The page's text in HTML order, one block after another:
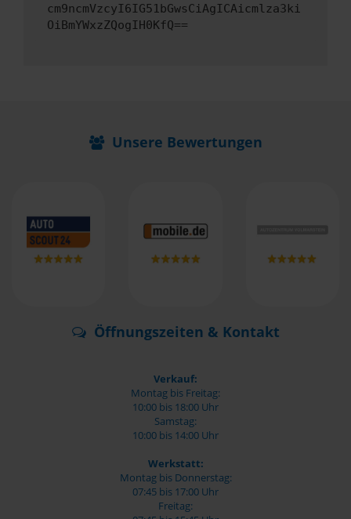
cm9ncmVzcyI6IG51bGwsCiAgICAicmlza3ki
OiBmYWxzZQogIH0KfQ==
Unsere Bewertungen
Öffnungszeiten & Kontakt
Verkauf:
Montag bis Freitag:
10:00 bis 18:00 Uhr
Samstag:
10:00 bis 14:00 Uhr
Werkstatt:
Montag bis Donnerstag:
07:45 bis 17:00 Uhr
Freitag: